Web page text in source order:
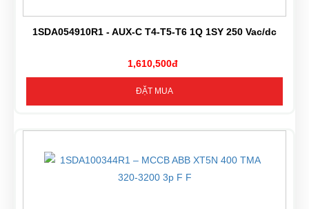
1SDA054910R1 - AUX-C T4-T5-T6 1Q 1SY 250 Vac/dc
1,610,500đ
ĐẶT MUA